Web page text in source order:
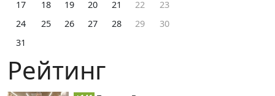
17
18 19 20 21 22
23
24
25 26 27 28 29
30
31
Рейтинг